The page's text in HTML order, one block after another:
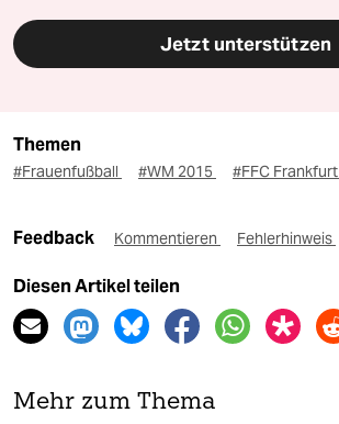
Jetzt unterstützen
Themen
#Frauenfußball #WM 2015 #FFC Frankfurt
Feedback Kommentieren Fehlerhinweis
Diesen Artikel teilen
Mehr zum Thema